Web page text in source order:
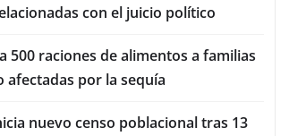
con el juicio político
500 raciones de alimentos a familias
afectadas por la sequía
nuevo censo poblacional tras 13